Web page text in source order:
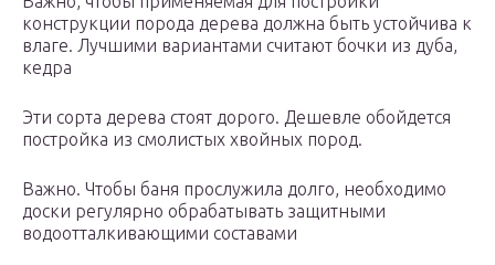
конструкции порода дерева должна быть устойчива к
влаге. Лучшими вариантами считают бочки из дуба,
кедра
Эти сорта дерева стоят дорого. Дешевле обойдется
постройка из смолистых хвойных пород.
Важно. Чтобы баня прослужила долго, необходимо
доски регулярно обрабатывать защитными
водоотталкивающими составами